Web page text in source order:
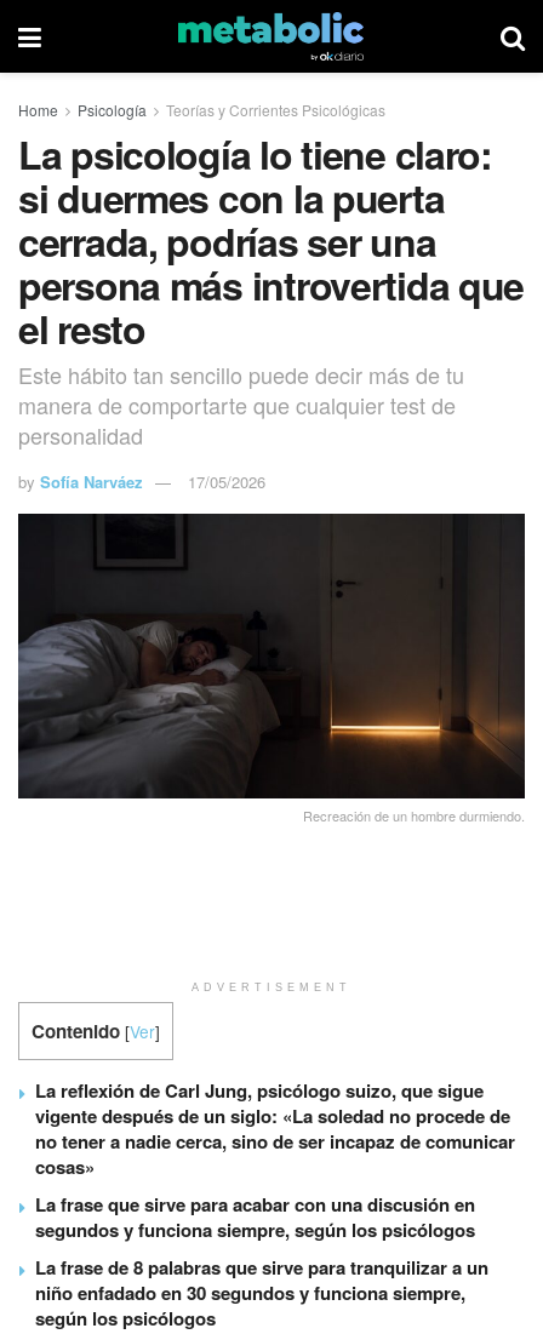
Home Psicología Teorías y Corrientes Psicológicas
La psicología lo tiene claro:
si duermes con la puerta
cerrada, podrías ser una
persona más introvertida que
el resto
Este hábito tan sencillo puede decir más de tu
manera de comportarte que cualquier test de
personalidad
by Sofía Narváez 17/05/2026
Recreación de un hombre durmiendo.
ADVERTISEMENT
Contenido [Ver]
La reflexión de Carl Jung, psicólogo suizo, que sigue
vigente después de un siglo: «La soledad no procede de
no tener a nadie cerca, sino de ser incapaz de comunicar
cosas»
La frase que sirve para acabar con una discusión en
segundos y funciona siempre, según los psicólogos
La frase de 8 palabras que sirve para tranquilizar a un
niño enfadado en 30 segundos y funciona siempre,
según los psicólogos